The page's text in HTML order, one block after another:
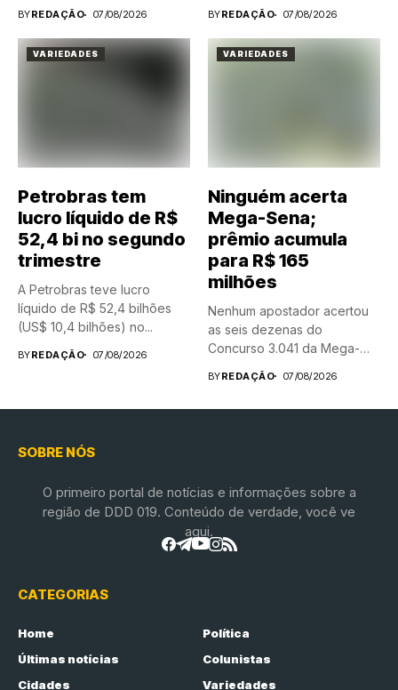
BYREDAÇÃO 07/08/2026 BYREDAÇÃO 07/08/2026
VARIEDADES
Petrobras tem
lucro líquido de R$
52,4 bi no segundo
trimestre
A Petrobras teve lucro
líquido de R$ 52,4 bilhões
(US$ 10,4 bilhões) no...
BYREDAÇÃO 07/08/2026
VARIEDADES
Ninguém acerta
Mega-Sena;
prêmio acumula
para R$ 165
milhões
Nenhum apostador acertou
as seis dezenas do
Concurso 3.041 da Mega-
BYREDAÇÃO 07/08/2026
SOBRE NÓS
O primeiro portal de notícias e informações sobre a
região de DDD 019. Conteúdo de verdade, você ve
aqui.
CATEGORIAS
Home
Política
Últimas notícias
Colunistas
Cidades
Variedades